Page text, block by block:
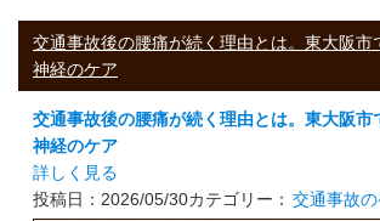
交通事故後の腰痛が続く理由とは。東大阪市
神経のケア
交通事故後の腰痛が続く理由とは。東大阪市
神経のケア
詳しく見る
投稿日：2026/05/30カテゴリー： 交通事故